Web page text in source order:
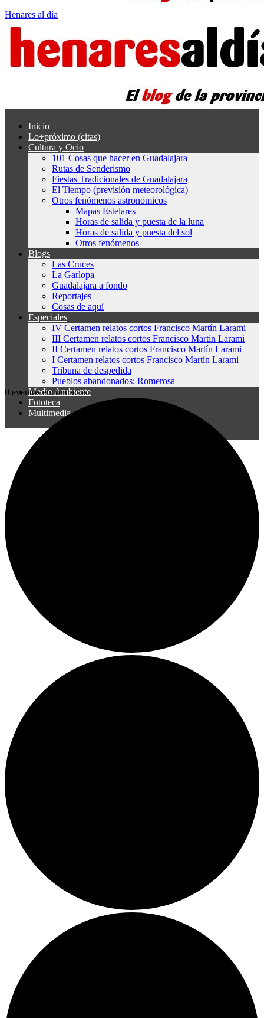
Henares al día
Inicio
Lo+próximo (citas)
Cultura y Ocio
101 Cosas que hacer en Guadalajara
Rutas de Senderismo
Fiestas Tradicionales de Guadalajara
El Tiempo (previsión meteorológica)
Otros fenómenos astronómicos
Mapas Estelares
Horas de salida y puesta de la luna
Horas de salida y puesta del sol
Otros fenómenos
Blogs
Las Cruces
La Garlopa
Guadalajara a fondo
Reportajes
Cosas de aquí
Especiales
IV Certamen relatos cortos Francisco Martín Larami
III Certamen relatos cortos Francisco Martín Larami
II Certamen relatos cortos Francisco Martín Larami
I Certamen relatos cortos Francisco Martín Larami
Tribuna de despedida
Pueblos abandonados: Romerosa
Medio Ambiente
Fototeca
Multimedia
0 eventos encontrados.